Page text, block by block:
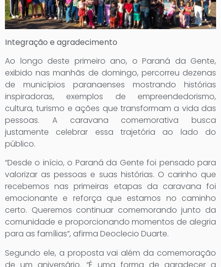
Integração e agradecimento
Ao longo deste primeiro ano, o Paraná da Gente,
exibido nas manhãs de domingo, percorreu dezenas
de municípios paranaenses mostrando histórias
inspiradoras, exemplos de empreendedorismo,
cultura, turismo e ações que transformam a vida das
pessoas. A caravana comemorativa busca
justamente celebrar essa trajetória ao lado do
público.
“Desde o início, o Paraná da Gente foi pensado para
valorizar as pessoas e suas histórias. O carinho que
recebemos nas primeiras etapas da caravana foi
emocionante e reforça que estamos no caminho
certo. Queremos continuar comemorando junto da
comunidade e proporcionando momentos de alegria
para as famílias”, afirma Deoclecio Duarte.
Segundo ele, a proposta vai além da comemoração
de um aniversário. “É uma forma de agradecer a